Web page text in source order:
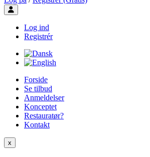
Toggle user menu
Log ind
Registrér
Forside
Se tilbud
Anmeldelser
Konceptet
Restauratør?
Kontakt
x